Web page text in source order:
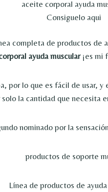
aceite corporal ayuda
Consiguelo aqui
completa de productos de
ayuda muscular¡es mi
por lo que es fácil de usar,
la cantidad que necesita
nominado por la
Línea de productos de